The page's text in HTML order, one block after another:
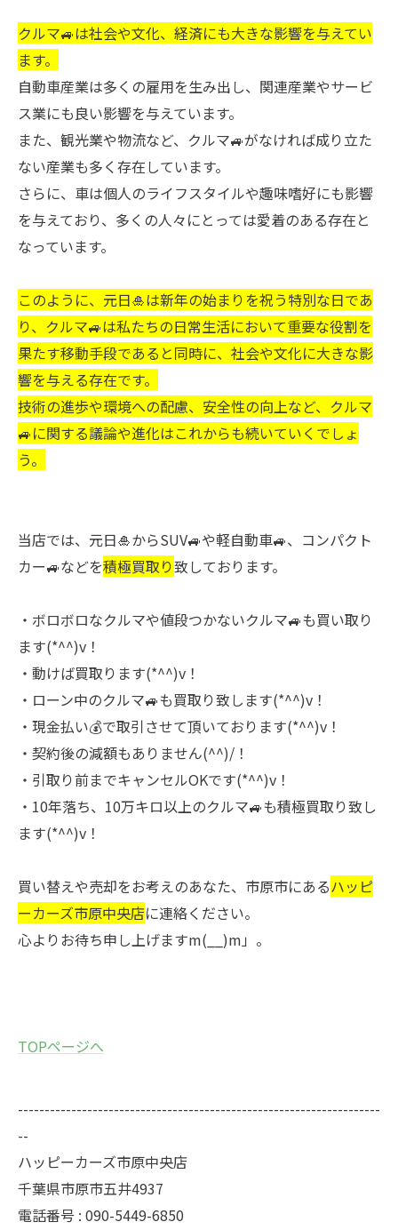
クルマ🚙は社会や文化、経済にも大きな影響を与えてい
ます。
自動車産業は多くの雇用を生み出し、関連産業やサービ
ス業にも良い影響を与えています。
また、観光業や物流など、クルマ🚙がなければ成り立た
ない産業も多く存在しています。
さらに、車は個人のライフスタイルや趣味嗜好にも影響
を与えており、多くの人々にとっては愛着のある存在と
なっています。
このように、元日🎍は新年の始まりを祝う特別な日であ
り、クルマ🚙は私たちの日常生活において重要な役割を
果たす移動手段であると同時に、社会や文化に大きな影
響を与える存在です。
技術の進歩や環境への配慮、安全性の向上など、クルマ
🚙に関する議論や進化はこれからも続いていくでしょ
う。
当店では、元日🎍からSUV🚙や軽自動車🚙、コンパクト
カー🚙などを積極買取り致しております。
・ボロボロなクルマや値段つかないクルマ🚙も買い取り
ます(*^^)v！
・動けば買取ります(*^^)v！
・ローン中のクルマ🚙も買取り致します(*^^)v！
・現金払い💰で取引させて頂いております(*^^)v！
・契約後の減額もありません(^^)/！
・引取り前までキャンセルOKです(*^^)v！
・10年落ち、10万キロ以上のクルマ🚙も積極買取り致し
ます(*^^)v！
買い替えや売却をお考えのあなた、市原市にあるハッピ
ーカーズ市原中央店に連絡ください。
心よりお待ち申し上げますm(__)m」。
TOPページへ
--------------------------------------------------------------------
--
ハッピーカーズ市原中央店
千葉県市原市五井4937
電話番号 : 090-5449-6850